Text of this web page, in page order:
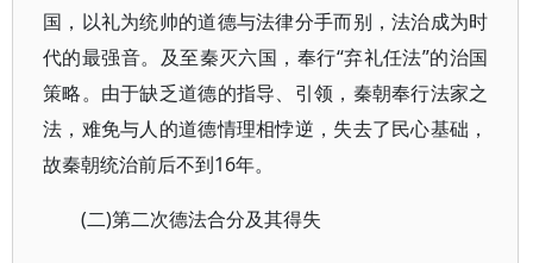
国，以礼为统帅的道德与法律分手而别，法治成为时
代的最强音。及至秦灭六国，奉行“弃礼任法”的治国
策略。由于缺乏道德的指导、引领，秦朝奉行法家之
法，难免与人的道德情理相悖逆，失去了民心基础，
故秦朝统治前后不到16年。
(二)第二次德法合分及其得失